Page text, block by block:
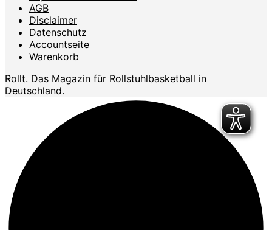
AGB
Disclaimer
Datenschutz
Accountseite
Warenkorb
Rollt. Das Magazin für Rollstuhlbasketball in
Deutschland.